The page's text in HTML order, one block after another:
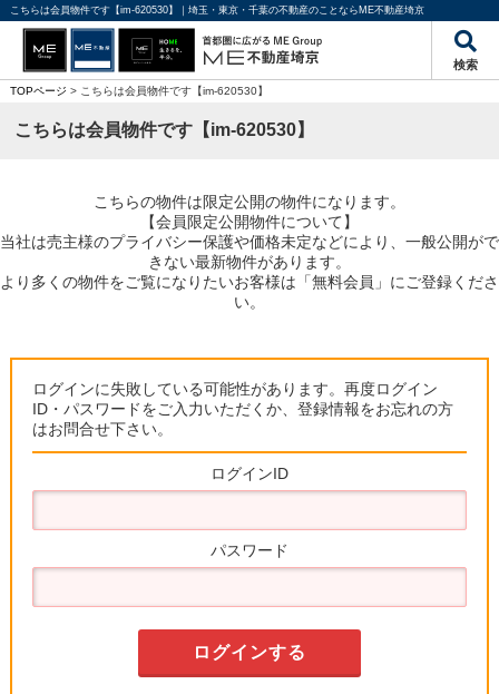
こちらは会員物件です【im-620530】｜埼玉・東京・千葉の不動産のことならME不動産埼京
検索
TOPページ > こちらは会員物件です【im-620530】
こちらは会員物件です【im-620530】
こちらの物件は限定公開の物件になります。
【会員限定公開物件について】
当社は売主様のプライバシー保護や価格未定などにより、一般公開がで
きない最新物件があります。
より多くの物件をご覧になりたいお客様は「無料会員」にご登録くださ
い。
ログインに失敗している可能性があります。再度ログイン
ID・パスワードをご入力いただくか、登録情報をお忘れの方
はお問合せ下さい。
ログインID
パスワード